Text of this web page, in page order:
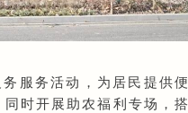
服务活动，为居民提供便
时开展助农福利专场，搭